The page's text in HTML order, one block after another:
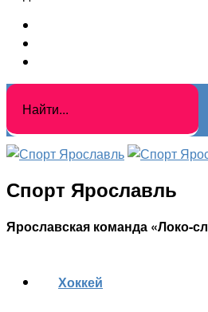
Спорт Ярославль
Ярославская команда «Локо-
Хоккей